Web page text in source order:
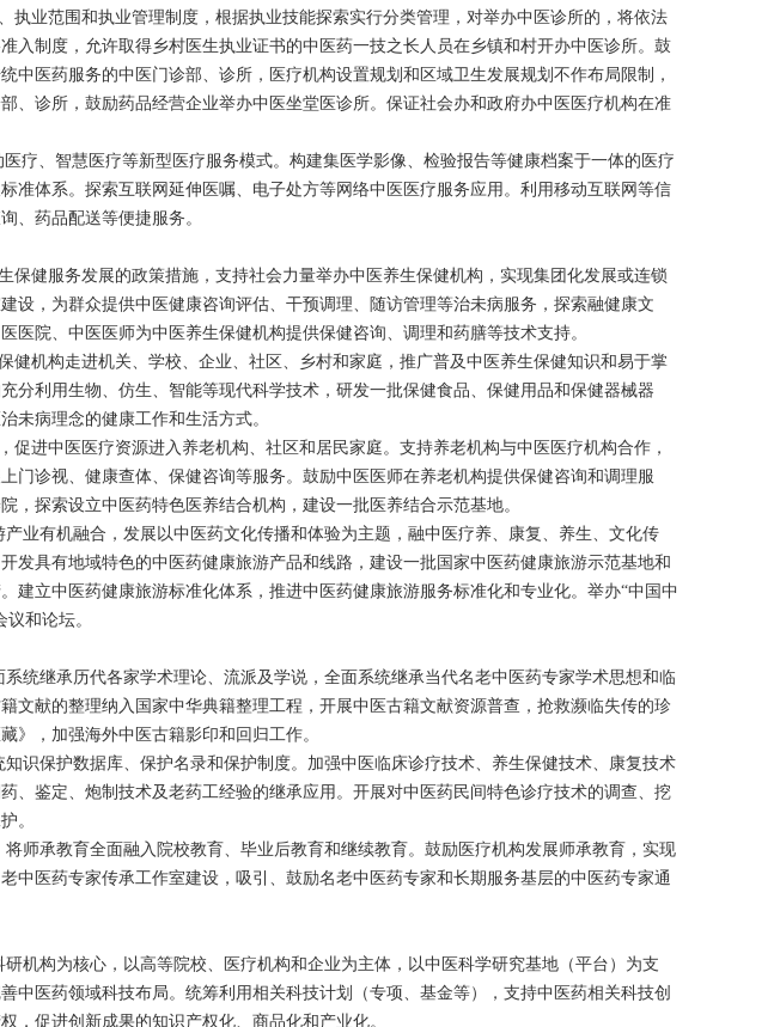
执业范围和执业管理制度，根据执业技能探索实行分类管理，对举办中医诊所的，将依法
入制度，允许取得乡村医生执业证书的中医药一技之长人员在乡镇和村开办中医诊所。鼓
中医药服务的中医门诊部、诊所，医疗机构设置规划和区域卫生发展规划不作布局限制，
、诊所，鼓励药品经营企业举办中医坐堂医诊所。保证社会办和政府办中医医疗机构在准
疗、智慧医疗等新型医疗服务模式。构建集医学影像、检验报告等健康档案于一体的医疗
准体系。探索互联网延伸医嘱、电子处方等网络中医医疗服务应用。利用移动互联网等信
、药品配送等便捷服务。
保健服务发展的政策措施，支持社会力量举办中医养生保健机构，实现集团化发展或连锁
设，为群众提供中医健康咨询评估、干预调理、随访管理等治未病服务，探索融健康文
医院、中医医师为中医养生保健机构提供保健咨询、调理和药膳等技术支持。
健机构走进机关、学校、企业、社区、乡村和家庭，推广普及中医养生保健知识和易于掌
分利用生物、仿生、智能等现代科学技术，研发一批保健食品、保健用品和保健器械器
未病理念的健康工作和生活方式。
进中医医疗资源进入养老机构、社区和居民家庭。支持养老机构与中医医疗机构合作，
门诊视、健康查体、保健咨询等服务。鼓励中医医师在养老机构提供保健咨询和调理服
探索设立中医药特色医养结合机构，建设一批医养结合示范基地。
业有机融合，发展以中医药文化传播和体验为主题，融中医疗养、康复、养生、文化传
发具有地域特色的中医药健康旅游产品和线路，建设一批国家中医药健康旅游示范基地和
建立中医药健康旅游标准化体系，推进中医药健康旅游服务标准化和专业化。举办“中国中
和论坛。
统继承历代各家学术理论、流派及学说，全面系统继承当代名老中医药专家学术思想和临
文献的整理纳入国家中华典籍整理工程，开展中医古籍文献资源普查，抢救濒临失传的珍
》，加强海外中医古籍影印和回归工作。
识保护数据库、保护名录和保护制度。加强中医临床诊疗技术、养生保健技术、康复技术
、鉴定、炮制技术及老药工经验的继承应用。开展对中医药民间特色诊疗技术的调查、挖
。
师承教育全面融入院校教育、毕业后教育和继续教育。鼓励医疗机构发展师承教育，实现
中医药专家传承工作室建设，吸引、鼓励名老中医药专家和长期服务基层的中医药专家通
机构为核心，以高等院校、医疗机构和企业为主体，以中医科学研究基地（平台）为支
中医药领域科技布局。统筹利用相关科技计划（专项、基金等），支持中医药相关科技创
，促进创新成果的知识产权化、商品化和产业化。